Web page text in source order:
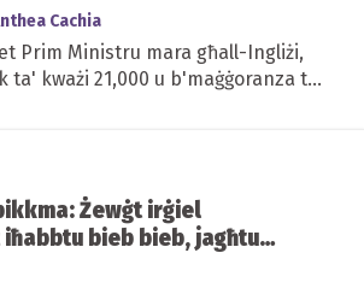
Cachia
Prim Ministru mara għall-Ingliżi,
kważi 21,000 u b'maġġoranza ta'
Żewġt irġiel
bieb bieb, jagħtu